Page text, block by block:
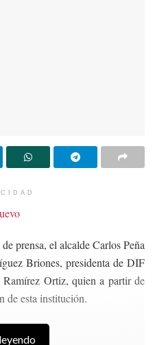
prensa, el alcalde Carlos Peña
Briones, presidenta de DIF
Ortiz, quien a partir de
de esta institución.